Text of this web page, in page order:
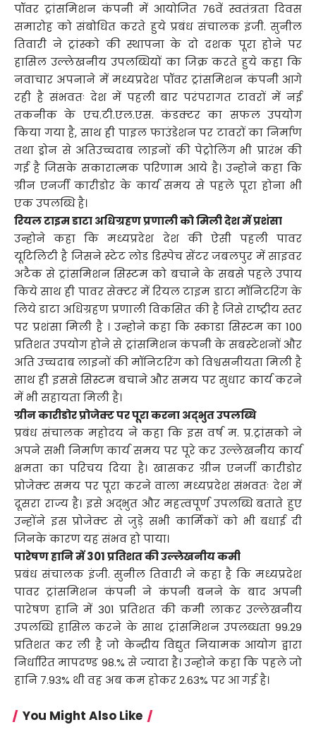
पॉवर ट्रांसमिशन कंपनी में आयोजित 76वें स्वतंत्रता दिवस
समारोह को संबोधित करते हुये प्रबंध संचालक इंजी. सुनील
तिवारी ने ट्रांस्को की स्थापना के दो दशक पूरा होने पर
हासिल उल्लेखनीय उपलब्धियों का जिक्र करते हुये कहा कि
नवाचार अपनाने में मध्यप्रदेश पॉवर ट्रांसमिशन कंपनी आगे
रही है संभवतः देश में पहली बार परंपरागत टावरों में नई
तकनीक के एच.टी.एल.एस. कंडक्टर का सफल उपयोग
किया गया है, साथ ही पाइल फाउंडेशन पर टावरों का निर्माण
तथा ड्रोन से अतिउच्चदाब लाइनों की पेट्रोलिंग भी प्रारंभ की
गई है जिसके सकारात्मक परिणाम आये है। उन्होने कहा कि
ग्रीन एनर्जी कारीडोर के कार्य समय से पहले पूरा होना भी
एक उपलब्धि है।
रियल टाइम डाटा अधिग्रहण प्रणाली को मिली देश में प्रशंसा
उन्होने कहा कि मध्यप्रदेश देश की ऐसी पहली पावर
यूटिलिटी है जिसने स्टेट लोड डिस्पेच सेंटर जबलपुर में साइवर
अटैक से ट्रांसमिशन सिस्टम को बचाने के सबसे पहले उपाय
किये साथ ही पावर सेक्टर में रियल टाइम डाटा मॉनिटरिंग के
लिये डाटा अधिग्रहण प्रणाली विकसित की है जिसे राष्ट्रीय स्तर
पर प्रशंसा मिली है । उन्होने कहा कि स्काडा सिस्टम का 100
प्रतिशत उपयोग होने से ट्रांसमिशन कंपनी के सबस्टेशनों और
अति उच्चदाब लाइनों की मॉनिटरिंग को विश्वसनीयता मिली है
साथ ही इससे सिस्टम बचाने और समय पर सुधार कार्य करने
में भी सहायता मिली है।
ग्रीन कारीडोर प्रोजेक्ट पर पूरा करना अद्भुत उपलब्धि
प्रबंध संचालक महोदय ने कहा कि इस वर्ष म. प्र.ट्रांसको ने
अपने सभी निर्माण कार्य समय पर पूरे कर उल्लेखनीय कार्य
क्षमता का परिचय दिया है। खासकर ग्रीन एनर्जी कारीडोर
प्रोजेक्ट समय पर पूरा करने वाला मध्यप्रदेश संभवतः देश में
दूसरा राज्य है। इसे अद्भुत और महत्वपूर्ण उपलब्धि बताते हुए
उन्होंने इस प्रोजेक्ट से जुड़े सभी कार्मिकों को भी बधाई दी
जिनके कारण यह संभव हो पाया।
पारेषण हानि में 301 प्रतिशत की उल्लेखनीय कमी
प्रबंध संचालक इंजी. सुनील तिवारी ने कहा है कि मध्यप्रदेश
पावर ट्रांसमिशन कंपनी ने कंपनी बनने के बाद अपनी
पारेषण हानि में 301 प्रतिशत की कमी लाकर उल्लेखनीय
उपलब्धि हासिल करने के साथ ट्रांसमिशन उपलब्धता 99.29
प्रतिशत कर ली है जो केन्द्रीय विद्युत नियामक आयोग द्वारा
निर्धारित मापदण्ड 98.% से ज्यादा है। उन्होने कहा कि पहले जो
हानि 7.93% थी वह अब कम होकर 2.63% पर आ गई है।
You Might Also Like